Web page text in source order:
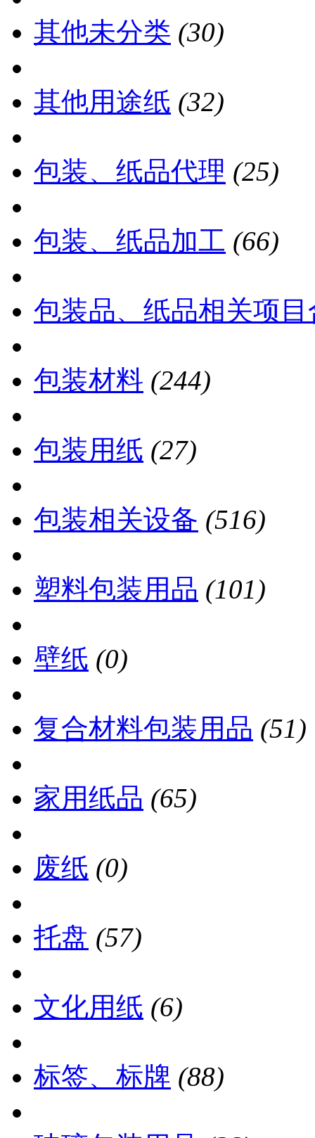
其他未分类 (30)
其他用途纸 (32)
包装、纸品代理 (25)
包装、纸品加工 (66)
包装品、纸品相关项目
包装材料 (244)
包装用纸 (27)
包装相关设备 (516)
塑料包装用品 (101)
壁纸 (0)
复合材料包装用品 (51)
家用纸品 (65)
废纸 (0)
托盘 (57)
文化用纸 (6)
标签、标牌 (88)